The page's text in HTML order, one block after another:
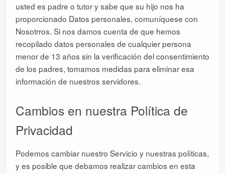
usted es padre o tutor y sabe que su hijo nos ha
proporcionado Datos personales, comuníquese con
Nosotrros. Si nos damos cuenta de que hemos
recopilado datos personales de cualquier persona
menor de 13 años sin la verificación del consentimiento
de los padres, tomamos medidas para eliminar esa
información de nuestros servidores.
Cambios en nuestra Política de
Privacidad
Podemos cambiar nuestro Servicio y nuestras políticas,
y es posible que debamos realizar cambios en esta